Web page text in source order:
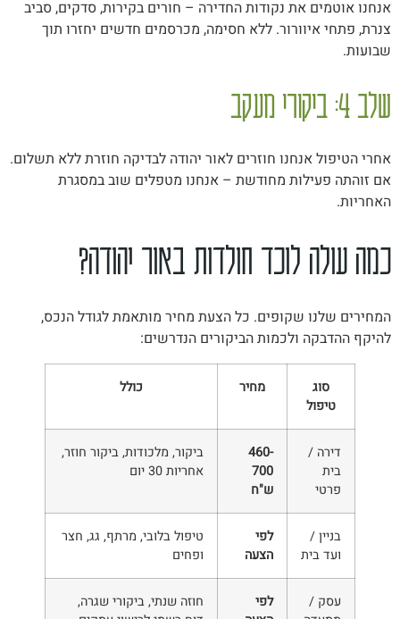
אנחנו אוטמים את נקודות החדירה – חורים בקירות, סדקים, סביב
צנרת, פתחי איוורור. ללא חסימה, מכרסמים חדשים יחזרו תוך
שבועות.
שלב 4: ביקורי מעקב
אחרי הטיפול אנחנו חוזרים לאור יהודה לבדיקה חוזרת ללא תשלום.
אם זוהתה פעילות מחודשת – אנחנו מטפלים שוב במסגרת
האחריות.
כמה עולה לוכד חולדות באור יהודה?
המחירים שלנו שקופים. כל הצעת מחיר מותאמת לגודל הנכס,
להיקף ההדבקה ולכמות הביקורים הנדרשים:
סוג
טיפול
מחיר כולל
דירה /
בית
פרטי
460-
700
ש"ח
ביקור, מלכודות, ביקור חוזר,
אחריות 30 יום
בניין /
ועד בית
לפי
הצעה
טיפול בלובי, מרתף, גג, חצר
ופחים
עסק /
לפי
חוזה שנתי, ביקורי שגרה,